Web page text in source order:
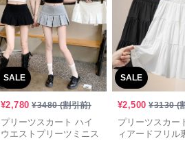
SALE
¥2,780 ¥3480(割引前)
プリーツスカート ハイ
ウエストプリーツミニス
SALE
¥2,500 ¥3130(
プリーツスカー
ィアードフリル